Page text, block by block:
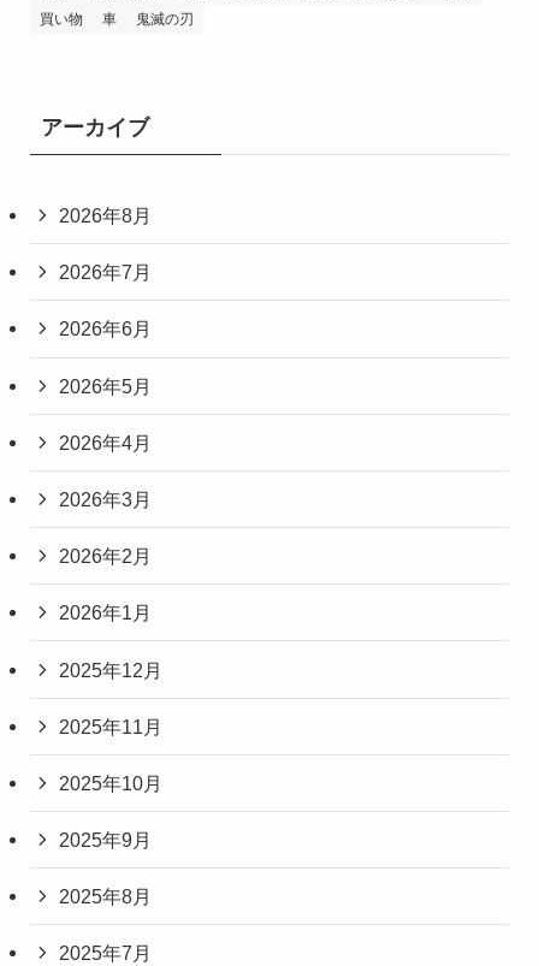
買い物
車 鬼滅の刃
アーカイブ
2026年8月
2026年7月
2026年6月
2026年5月
2026年4月
2026年3月
2026年2月
2026年1月
2025年12月
2025年11月
2025年10月
2025年9月
2025年8月
2025年7月